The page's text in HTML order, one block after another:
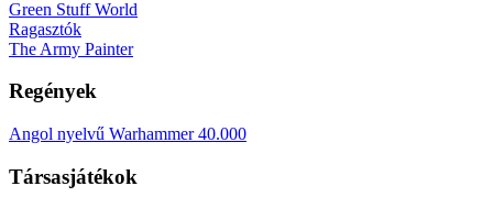
Green Stuff World
Ragasztók
The Army Painter
Regények
Angol nyelvű Warhammer 40.000
Társasjátékok